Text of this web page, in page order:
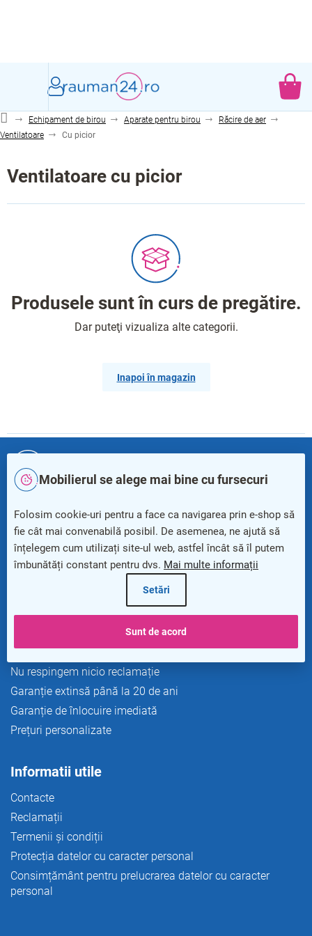
Mobilierul se alege mai bine cu fursecuri
Folosim cookie-uri pentru a face ca navigarea prin e-shop să
fie cât mai convenabilă posibil. De asemenea, ne ajută să
înțelegem cum utilizați site-ul web, astfel încât să îl putem
îmbunătăți constant pentru dvs. Mai multe informații
Setări
Sunt de acord
DE
Echipament de birou Aparate pentru birou
Răcire de aer
Ventilatoare
Cu picior
Ventilatoare cu picior
Produsele sunt în curs de pregătire.
Dar puteţi vizualiza alte categorii.
Inapoi în magazin
info@rauman24.ro
Newsletter
Beneficii pentru clienți
Returnare gratuită în 365 de zile
Nu respingem nicio reclamație
Garanție extinsă până la 20 de ani
Garanție de înlocuire imediată
Prețuri personalizate
Informatii utile
Contacte
Reclamații
Termenii și condiții
Protecția datelor cu caracter personal
Consimțământ pentru prelucrarea datelor cu caracter
personal